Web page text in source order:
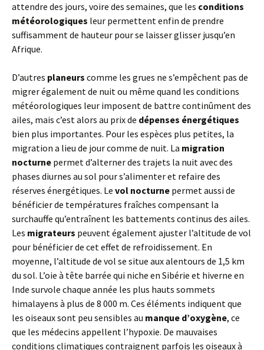
attendre des jours, voire des semaines, que les conditions
météorologiques leur permettent enfin de prendre
suffisamment de hauteur pour se laisser glisser jusqu’en
Afrique.
D’autres planeurs comme les grues ne s’empêchent pas de
migrer également de nuit ou même quand les conditions
météorologiques leur imposent de battre continûment des
ailes, mais c’est alors au prix de dépenses énergétiques
bien plus importantes. Pour les espèces plus petites, la
migration a lieu de jour comme de nuit. La migration
nocturne permet d’alterner des trajets la nuit avec des
phases diurnes au sol pour s’alimenter et refaire des
réserves énergétiques. Le vol nocturne permet aussi de
bénéficier de températures fraîches compensant la
surchauffe qu’entraînent les battements continus des ailes.
Les migrateurs peuvent également ajuster l’altitude de vol
pour bénéficier de cet effet de refroidissement. En
moyenne, l’altitude de vol se situe aux alentours de 1,5 km
du sol. L’oie à tête barrée qui niche en Sibérie et hiverne en
Inde survole chaque année les plus hauts sommets
himalayens à plus de 8 000 m. Ces éléments indiquent que
les oiseaux sont peu sensibles au manque d’oxygène, ce
que les médecins appellent l’hypoxie. De mauvaises
conditions climatiques contraignent parfois les oiseaux à